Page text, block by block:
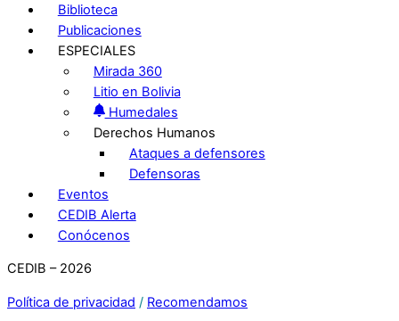
Biblioteca
Publicaciones
ESPECIALES
Mirada 360
Litio en Bolivia
Humedales
Derechos Humanos
Ataques a defensores
Defensoras
Eventos
CEDIB Alerta
Conócenos
CEDIB – 2026
Política de privacidad / Recomendamos